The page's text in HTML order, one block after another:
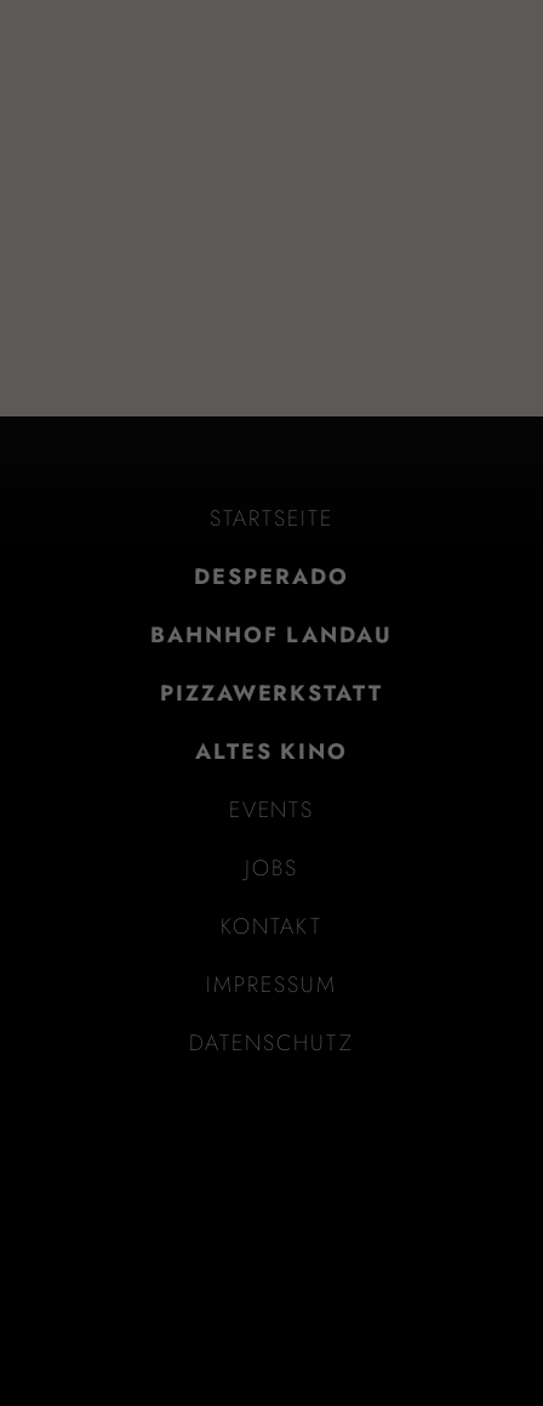
STARTSEITE
DESPERADO
BAHNHOF LANDAU
PIZZAWERKSTATT
ALTES KINO
EVENTS
JOBS
KONTAKT
IMPRESSUM
DATENSCHUTZ